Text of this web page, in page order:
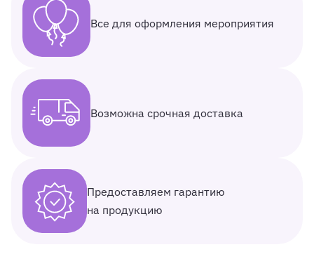
Все для оформления мероприятия
Возможна срочная доставка
Предоставляем гарантию
на продукцию